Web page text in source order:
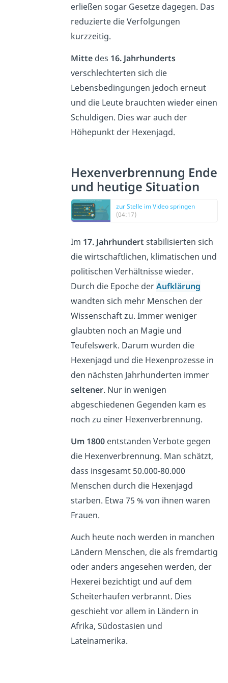
erließen sogar Gesetze dagegen. Das
reduzierte die Verfolgungen
kurzzeitig.
Mittedes 16. Jahrhunderts
verschlechterten sich die
Lebensbedingungen jedoch erneut
und die Leute brauchten wieder einen
Schuldigen. Dies war auch der
Höhepunkt der Hexenjagd.
Hexenverbrennung Ende
und heutige Situation
zur Stelle im Video springen
(04:17)
Im 17. Jahrhundert stabilisierten sich
die wirtschaftlichen, klimatischen und
politischen Verhältnisse wieder.
Durch die Epoche derAufklärung
wandten sich mehr Menschen der
Wissenschaft zu. Immer weniger
glaubten noch an Magie und
Teufelswerk. Darum wurden die
Hexenjagd und die Hexenprozesse in
den nächsten Jahrhunderten immer
seltener. Nur in wenigen
abgeschiedenen Gegenden kam es
noch zu einer Hexenverbrennung.
Um 1800entstanden Verbote gegen
die Hexenverbrennung. Man schätzt,
dass insgesamt 50.000-80.000
Menschen durch die Hexenjagd
starben. Etwa 75 % von ihnen waren
Frauen.
Auch heute noch werden in manchen
Ländern Menschen, die als fremdartig
oder anders angesehen werden, der
Hexerei bezichtigt und auf dem
Scheiterhaufen verbrannt. Dies
geschieht vor allem in Ländern in
Afrika, Südostasien und
Lateinamerika.